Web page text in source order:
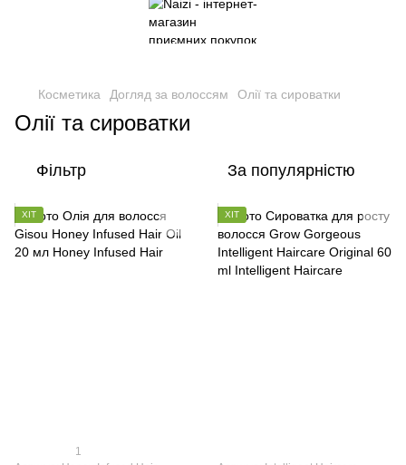
Косметика Догляд за волоссям Олії та сироватки
Олії та сироватки
Фільтр За популярністю
ХІТ
1
ХІТ